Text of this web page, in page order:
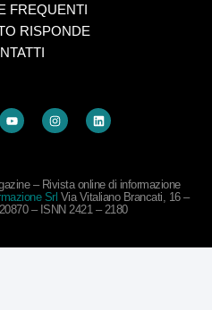
FREQUENTI
RISPONDE
– Rivista online di informazione
Srl Via Vitaliano Brancati, 16 –
– ISNN 2421 – 2180